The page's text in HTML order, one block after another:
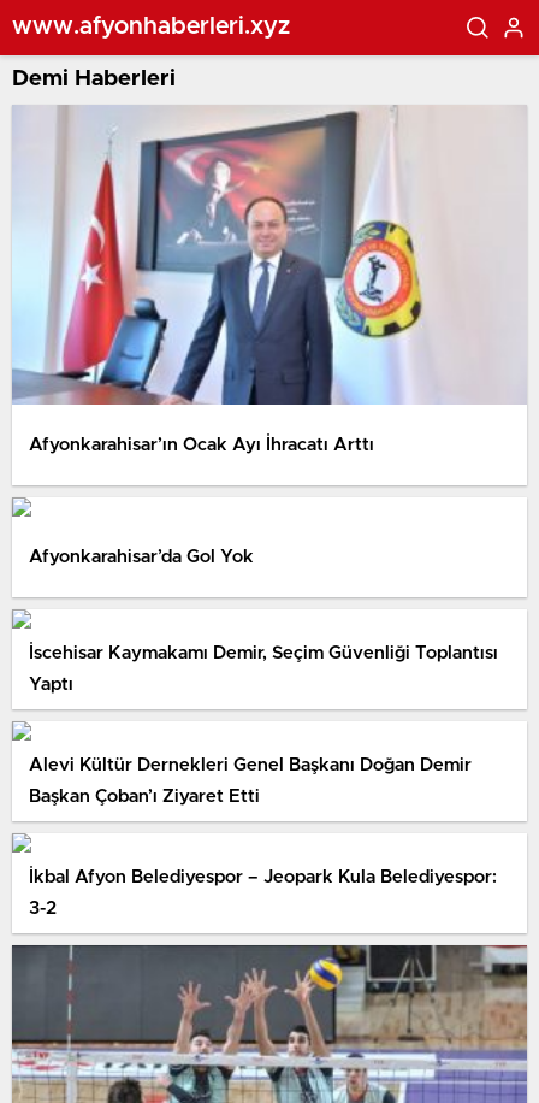
www.afyonhaberleri.xyz
Demi Haberleri
Afyonkarahisar’ın Ocak Ayı İhracatı Arttı
Afyonkarahisar’da Gol Yok
İscehisar Kaymakamı Demir, Seçim Güvenliği Toplantısı
Yaptı
Alevi Kültür Dernekleri Genel Başkanı Doğan Demir
Başkan Çoban’ı Ziyaret Etti
İkbal Afyon Belediyespor – Jeopark Kula Belediyespor:
3-2